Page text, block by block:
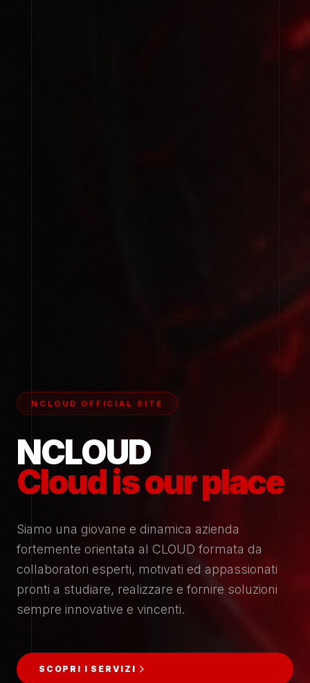
NCLOUD OFFICIAL SITE
NCLOUD
Cloud is our place
Siamo una giovane e dinamica azienda
fortemente orientata al CLOUD formata da
collaboratori esperti, motivati ed appassionati
pronti a studiare, realizzare e fornire soluzioni
sempre innovative e vincenti.
SCOPRI I SERVIZI